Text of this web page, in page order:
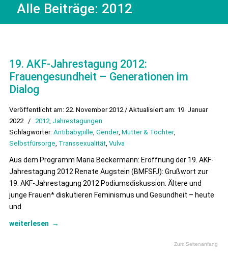
Alle Beiträge: 2012
19. AKF-Jahrestagung 2012:
Frauengesundheit – Generationen im
Dialog
Veröffentlicht am: 22. November 2012 / Aktualisiert am: 19. Januar
2022 / 2012, Jahrestagungen
Schlagwörter: Antibabypille, Gender, Mütter & Töchter,
Selbstfürsorge, Transsexualität, Vulva
Aus dem Programm Maria Beckermann: Eröffnung der 19. AKF-
Jahrestagung 2012 Renate Augstein (BMFSFJ): Grußwort zur
19. AKF-Jahrestagung 2012 Podiumsdiskussion: Ältere und
junge Frauen* diskutieren Feminismus und Gesundheit – heute
und
weiterlesen →
Zum Seitenanfang